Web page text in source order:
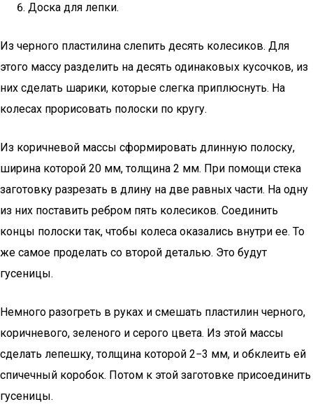
Доска для лепки.
Из черного пластилина слепить десять колесиков. Для
этого массу разделить на десять одинаковых кусочков, из
них сделать шарики, которые слегка приплюснуть. На
колесах прорисовать полоски по кругу.
Из коричневой массы сформировать длинную полоску,
ширина которой 20 мм, толщина 2 мм. При помощи стека
заготовку разрезать в длину на две равных части. На одну
из них поставить ребром пять колесиков. Соединить
концы полоски так, чтобы колеса оказались внутри ее. То
же самое проделать со второй деталью. Это будут
гусеницы.
Немного разогреть в руках и смешать пластилин черного,
коричневого, зеленого и серого цвета. Из этой массы
сделать лепешку, толщина которой 2−3 мм, и обклеить ей
спичечный коробок. Потом к этой заготовке присоединить
гусеницы.